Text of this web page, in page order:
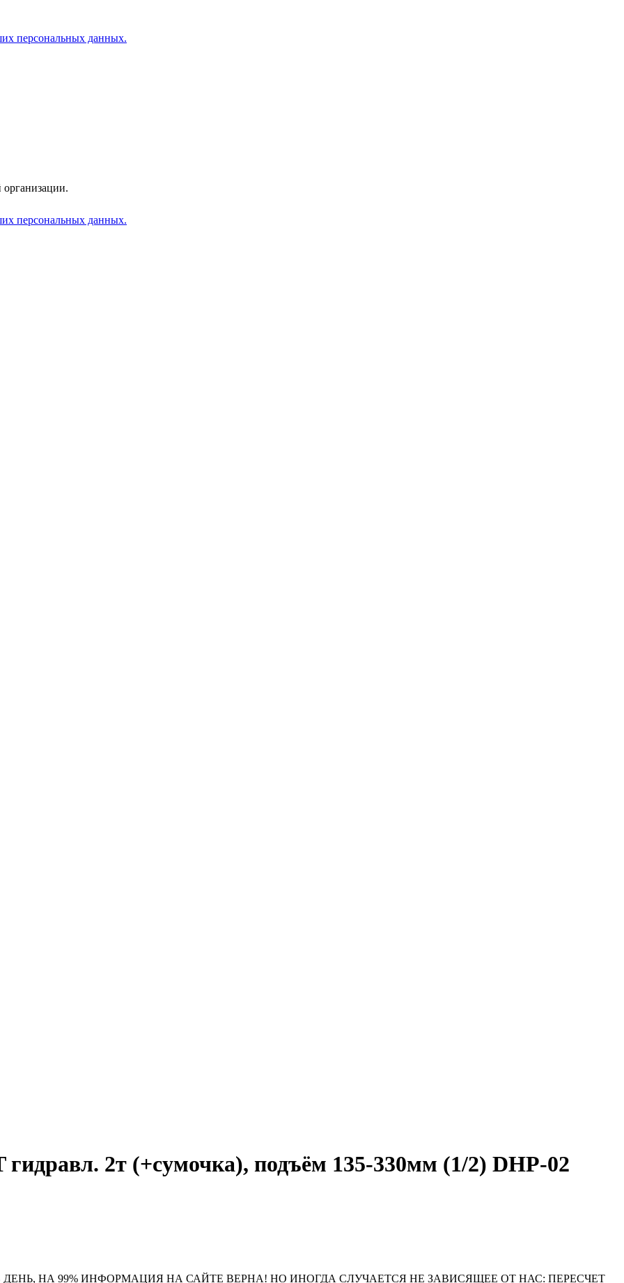
персональных данных.
персональных данных.
2т (+сумочка), подъём 135-330мм (1/2) DHP-02
НА 99% ИНФОРМАЦИЯ НА САЙТЕ ВЕРНА! НО ИНОГДА СЛУЧАЕТСЯ НЕ ЗАВИСЯЩЕЕ ОТ НАС: ПЕРЕСЧЕТ